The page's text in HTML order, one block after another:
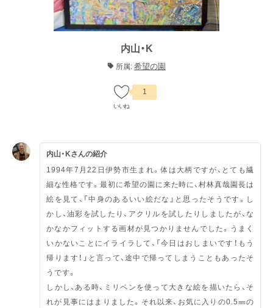
内山・K
所属: 希望の園
1
内山・Kさんの紹介
1994年7月22日伊勢市生まれ。体は大柄ですが、とても繊
細な性格です。最初に希望の園に来た時に、村林真哉園長は
絵を見て、「中身のあるいい絵だな」と思ったそうです。し
かし、油彩を試したり、アクリルを試したりしましたが、な
かなかフィットする画材が見つかりませんでした。うまく
いかないことにイライラして、「今日はおしまいです！もう
帰ります！」と言って、途中で帰ってしまうこともあったそ
うです。
しかし、ある時、ミリペンを使って大きな絵を描いたら、そ
れが見事にはまりました。それ以来、お気に入りの0.5㎜の